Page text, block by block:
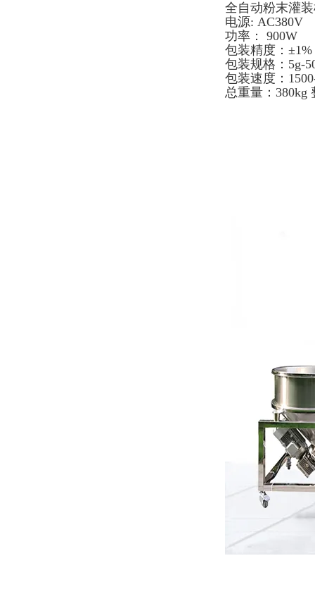
全自动粉末灌
电源: AC380V
功率： 900W
包装精度：±1%
包装规格：5g-
包装速度：
总重量：380kg